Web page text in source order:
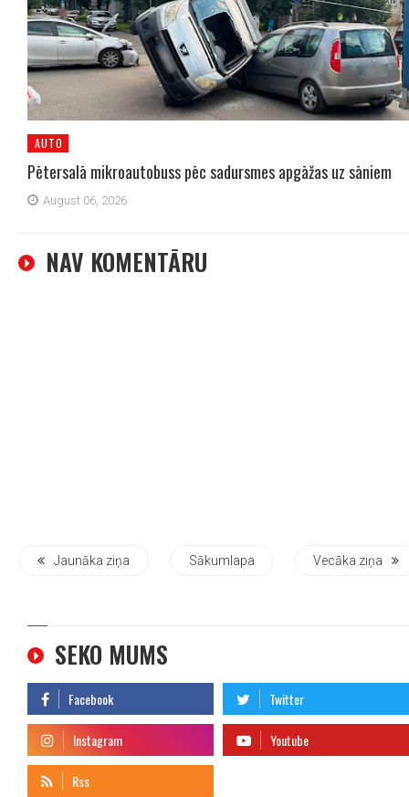
AUTO
Pētersalā mikroautobuss pēc sadursmes apgāžas uz sāniem
August 06, 2026
NAV KOMENTĀRU
Jaunāka ziņa Sākumlapa Vecāka ziņa
SEKO MUMS